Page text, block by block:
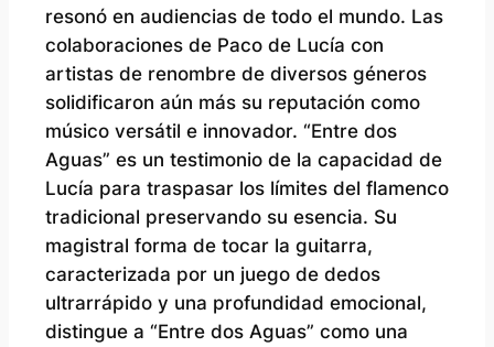
resonó en audiencias de todo el mundo. Las
colaboraciones de Paco de Lucía con
artistas de renombre de diversos géneros
solidificaron aún más su reputación como
músico versátil e innovador. “Entre dos
Aguas” es un testimonio de la capacidad de
Lucía para traspasar los límites del flamenco
tradicional preservando su esencia. Su
magistral forma de tocar la guitarra,
caracterizada por un juego de dedos
ultrarrápido y una profundidad emocional,
distingue a “Entre dos Aguas” como una